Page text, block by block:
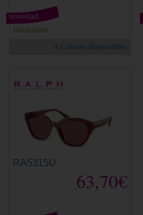
Graduable
novedad
4 Colores disponibles
RA5315U
63,70€